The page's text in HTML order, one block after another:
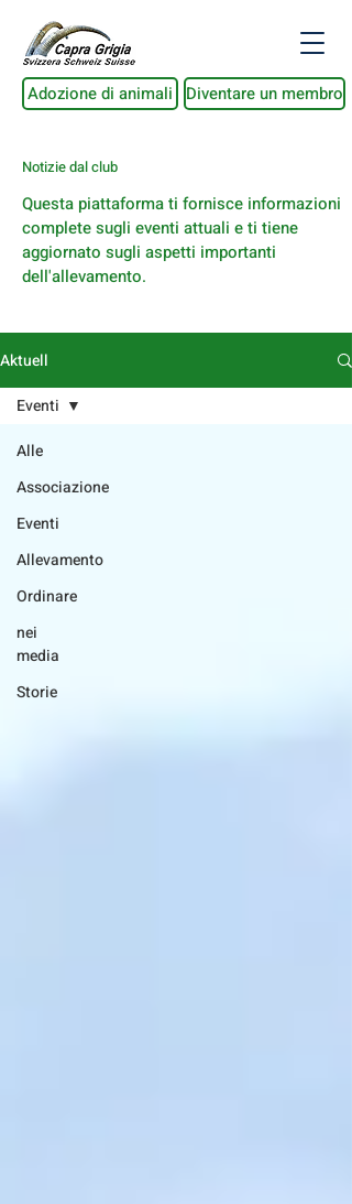
Adozione di animali Diventare un membro
Notizie dal club
Questa piattaforma ti fornisce informazioni
complete sugli eventi attuali e ti tiene
aggiornato sugli aspetti importanti
dell'allevamento.
Aktuell
Alle
Associazione
Eventi
Allevamento
Ordinare
nei
media
Storie
Eventi